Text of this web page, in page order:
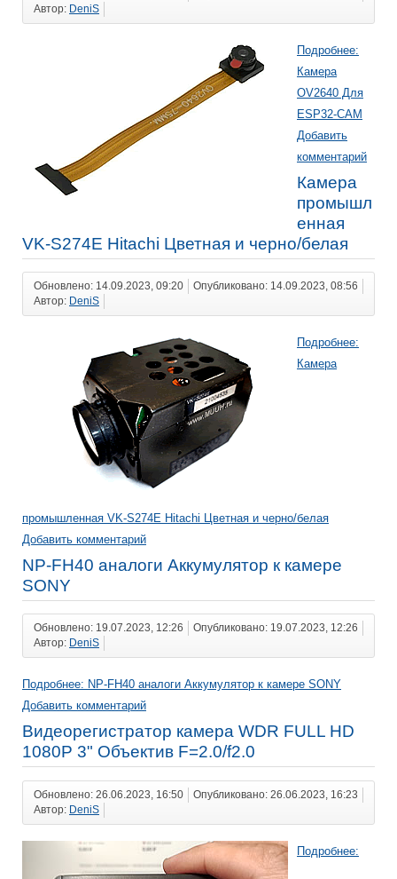
Автор: DeniS
Подробнее:
Камера
OV2640 Для
ESP32-CAM
Добавить
комментарий
Камера
промышл
енная
VK-S274E Hitachi Цветная и черно/белая
Обновлено: 14.09.2023, 09:20
Опубликовано: 14.09.2023, 08:56
Автор: DeniS
Подробнее:
Камера
промышленная VK-S274E Hitachi Цветная и черно/белая
Добавить комментарий
NP-FH40 аналоги Аккумулятор к камере
SONY
Обновлено: 19.07.2023, 12:26
Опубликовано: 19.07.2023, 12:26
Автор: DeniS
Подробнее: NP-FH40 аналоги Аккумулятор к камере SONY
Добавить комментарий
Видеорегистратор камера WDR FULL HD
1080P 3" Объектив F=2.0/f2.0
Обновлено: 26.06.2023, 16:50
Опубликовано: 26.06.2023, 16:23
Автор: DeniS
Подробнее: